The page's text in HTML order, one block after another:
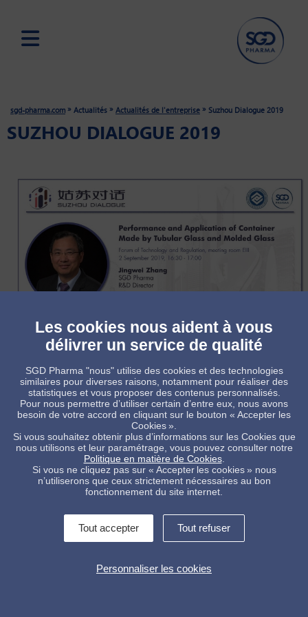
content
sgd-pharma.com » Actualités » Actualités de l'entreprise » Suzhou Dialogue 2019
SUZHOU DIALOGUE 2019
At Suzhou Dialogue 2019 held by China Pharmaceutical Packaging
Association (CNPPA) in Suzhou, SGD Pharma R&D Director Jingwei
Regulation on September 2nd. His sharing will explore the
performance and application of container made by tubular glass and
molded glass.
Contactez-nous !
Informations légales
Politique de protection des données
Alerte interne
Les cookies nous aident à vous
délivrer un service de qualité
SGD Pharma "nous" utilise des cookies et des technologies
similaires pour diverses raisons, notamment pour réaliser des
statistiques et vous proposer des contenus personnalisés.
Pour nous permettre d’utiliser certain d’entre eux, nous avons
besoin de votre accord en cliquant sur le bouton « Accepter les
Cookies ».
Si vous souhaitez obtenir plus d’informations sur les Cookies que
nous utilisons et leur paramétrage, vous pouvez consulter notre
Politique en matière de Cookies.
Si vous ne cliquez pas sur « Accepter les cookies » nous
n’utiliserons que ceux strictement nécessaires au bon
fonctionnement du site internet.
Tout accepter Tout refuser
Personnaliser les cookies